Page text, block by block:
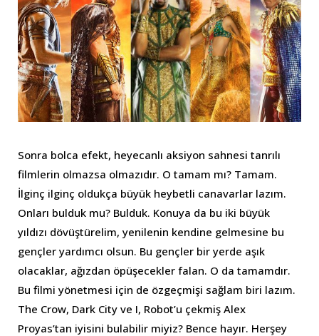
Sonra bolca efekt, heyecanlı aksiyon sahnesi tanrılı
filmlerin olmazsa olmazıdır. O tamam mı? Tamam.
İlginç ilginç oldukça büyük heybetli canavarlar lazım.
Onları bulduk mu? Bulduk. Konuya da bu iki büyük
yıldızı dövüştürelim, yenilenin kendine gelmesine bu
gençler yardımcı olsun. Bu gençler bir yerde aşık
olacaklar, ağızdan öpüşecekler falan. O da tamamdır.
Bu filmi yönetmesi için de özgeçmişi sağlam biri lazım.
The Crow, Dark City ve I, Robot’u çekmiş Alex
Proyas’tan iyisini bulabilir miyiz? Bence hayır. Herşey